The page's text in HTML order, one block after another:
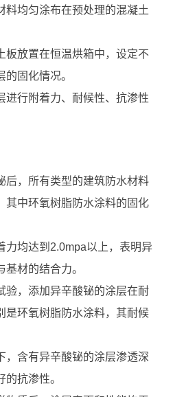
料均匀涂布在预处理的混凝土
板放置在恒温烘箱中，设定不
固化情况。
进行附着力、耐候性、抗渗性
后，所有类型的建筑防水材料
其中环氧树脂防水涂料的固化
力均达到2.0mpa以上，表明异
材的结合力。
验，添加异辛酸铋的涂层在耐
是环氧树脂防水涂料，其耐候
，含有异辛酸铋的涂层渗透深
抗渗性。